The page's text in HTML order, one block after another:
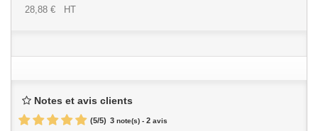
28,88 € HT
Notes et avis clients
(5/5) 3 note(s) - 2 avis